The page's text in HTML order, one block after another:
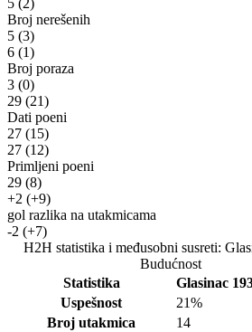
5 (2)
Broj nerešenih
5 (3)
6 (1)
Broj poraza
3 (0)
29 (21)
Dati poeni
27 (15)
27 (12)
Primljeni poeni
29 (8)
+2 (+9)
gol razlika na utakmicama
-2 (+7)
H2H statistika i međusobni susreti:
Budućnost
Statistika
Glasinac
Uspešnost
21%
Broj utakmica
14